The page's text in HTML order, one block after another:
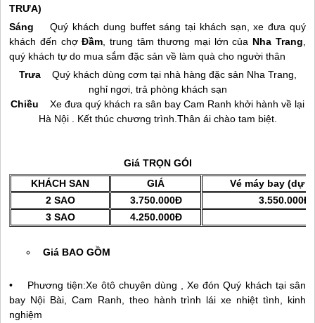
TRƯA)
Sáng
Quý khách dung buffet sáng tại khách sạn, xe đưa quý
khách đến chợĐầm , trung tâm thương mại lớn của Nha Trang
quý khách tự do mua sắm đặc sản về làm quà cho người thân
TrưaQuý khách dùng cơm tại nhà hàng đặc sản Nha Trang
nghỉ ngơi, trả phòng khách sạn
Chiều
Xe đưa quý khách ra sân bay Cam Ranh khởi hành về lại
Hà Nội . Kết thúc chương trình.Thân ái chào tam biệt.
Giá TRỌN GÓI
KHÁCH SAN
GIÁ
Vé máy bay (dự
2 SAO
3.750.000Đ
3.550.000Đ
3 SAO
4.250.000Đ
Giá BAO GỒM
• Phương tiện:Xe ôtô chuyên dùng , Xe đón Quý khách tại sân
bay Nội Bài, Cam Ranh, theo hành trình lái xe nhiệt tình, kinh
nghiệm